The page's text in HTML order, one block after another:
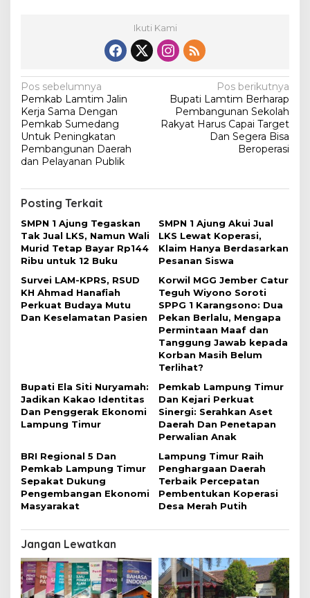
Ikuti Kami
N
a
v
i
g
a
s
i
p
o
s
Pos sebelumnya
Pemkab Lamtim Jalin
Kerja Sama Dengan
Pemkab Sumedang
Untuk Peningkatan
Pembangunan Daerah
dan Pelayanan Publik
Pos berikutnya
Bupati Lamtim Berharap
Pembangunan Sekolah
Rakyat Harus Capai Target
Dan Segera Bisa
Beroperasi
Posting Terkait
SMPN 1 Ajung Tegaskan
Tak Jual LKS, Namun Wali
Murid Tetap Bayar Rp144
Ribu untuk 12 Buku
SMPN 1 Ajung Akui Jual
LKS Lewat Koperasi,
Klaim Hanya Berdasarkan
Pesanan Siswa
Survei LAM-KPRS, RSUD
KH Ahmad Hanafiah
Perkuat Budaya Mutu
Dan Keselamatan Pasien
Korwil MGG Jember Catur
Teguh Wiyono Soroti
SPPG 1 Karangsono: Dua
Pekan Berlalu, Mengapa
Permintaan Maaf dan
Tanggung Jawab kepada
Korban Masih Belum
Terlihat?
Bupati Ela Siti Nuryamah:
Jadikan Kakao Identitas
Dan Penggerak Ekonomi
Lampung Timur
Pemkab Lampung Timur
Dan Kejari Perkuat
Sinergi: Serahkan Aset
Daerah Dan Penetapan
Perwalian Anak
BRI Regional 5 Dan
Pemkab Lampung Timur
Sepakat Dukung
Pengembangan Ekonomi
Masyarakat
Lampung Timur Raih
Penghargaan Daerah
Terbaik Percepatan
Pembentukan Koperasi
Desa Merah Putih
Jangan Lewatkan